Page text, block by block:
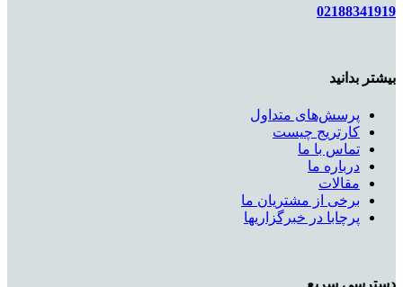
02188341919
بیشتر بدانید
پرسش‌های متداول
کارتریج چیست
تماس با ما
درباره ما
مقالات
برخی از مشتریان ما
پرچابا در خبرگزاریها
دسترسی سریع